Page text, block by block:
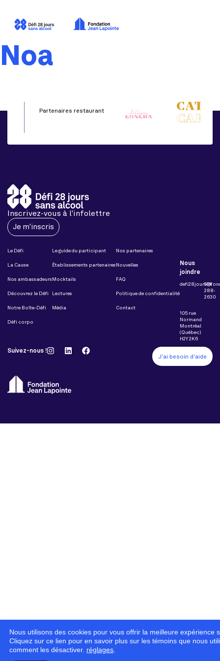
Noa
Partenaires restaurant
Inscrivez-vous à l'infolettre
Je m'inscris
Le Défi
La Cause
Nos ambassadeurs
Découvrez le Défi
Notre Boîte-Défi
Défi corpo
Le guide du participant
Établissements partenaires
Mocktails
Lectures
Média
Nos partenaires
Nouvelles
FAQ
Politique de confidentialité
Contact
Nous
joindre
514
288-
2630
105 rue
Normand
Montréal
(Québec)
H2Y 2K6
Suivez-nous !
J'ai besoin d'aide
Nous utilisons des cookies pour vous offrir la meilleure expérience
Cliquez sur ce lien pour en savoir plus sur les témoins que nous
comment les désactiver. réglages